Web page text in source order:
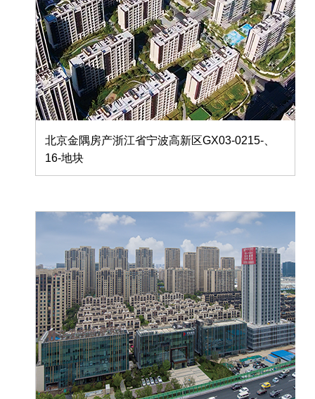
北京金隅房产浙江省宁波高新区GX03-0215-、
16-地块